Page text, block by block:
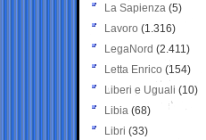
La Sapienza (5)
Lavoro (1.316)
LegaNord (2.411)
Letta Enrico (154)
Liberi e Uguali (10)
Libia (68)
Libri (33)